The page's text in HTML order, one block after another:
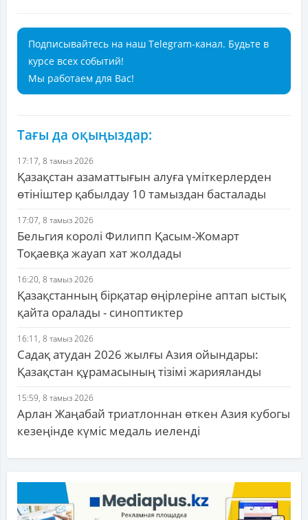
Подписывайтесь на наш Telegram-канал. Будьте в
курсе всех событий!
Мы работаем для Вас!
Тағы да оқыңыздар:
17:17, 8 тамыз 2026
Қазақстан азаматтығын алуға үміткерлерден
өтініштер қабылдау 10 тамыздан басталады
17:07, 8 тамыз 2026
Бельгия королі Филипп Қасым-Жомарт
Тоқаевқа жауап хат жолдады
16:20, 8 тамыз 2026
Қазақстанның бірқатар өңірлеріне аптап ыстық
қайта оралады - синоптиктер
16:11, 8 тамыз 2026
Садақ атудан 2026 жылғы Азия ойындары:
Қазақстан құрамасының тізімі жарияланды
15:59, 8 тамыз 2026
Арлан Жаңабай триатлоннан өткен Азия кубогы
кезеңінде күміс медаль иеленді